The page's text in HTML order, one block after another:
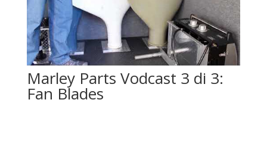
Marley Parts Vodcast 3 di 3:
Fan Blades